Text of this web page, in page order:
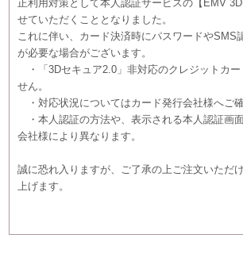
正利用対策として本人認証サービスの【EMV
せていただくこととなりました。
これに伴い、カード決済時にパスワードやSMS
が必要な場合がございます。
・「3Dセキュア2.0」非対応のクレジットカー
せん。
・対応状況についてはカード発行会社様へご確
・本人認証の方法や、表示される本人認証画
会社様により異なります。
誠に恐れ入りますが、ご了承の上ご注文いただ
上げます。